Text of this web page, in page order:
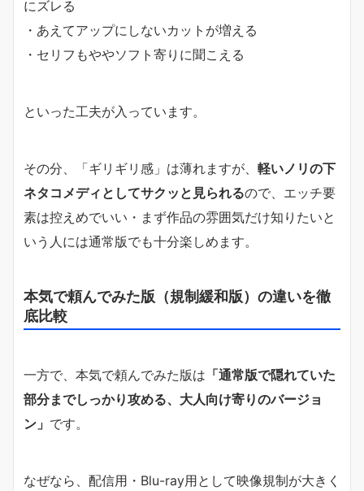
にズレる
・あえてアップにしないカットが増える
・セリフもややソフト寄りに聞こえる
といった工夫が入っています。
その分、「ギリギリ感」は薄れますが、 軽いノリの下
ネタコメディとしてサクッと見られるので、エッチ要
素は控えめでいい・まず作品の雰囲気だけ知りたいと
いう人には通常版でも十分楽しめます。
本気で頼んでみた版（規制緩和版）の違いを徹
底比較
一方で、本気で頼んでみた版は 「通常版で隠れていた
部分までしっかり攻める、大人向け寄りのバージョ
ン」 です。
なぜなら、配信用・Blu-ray用として映像規制が大きく